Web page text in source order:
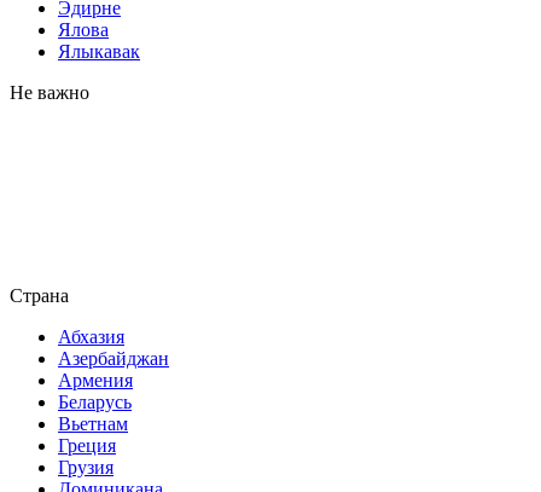
Эдирне
Ялова
Ялыкавак
Не важно
Страна
Абхазия
Азербайджан
Армения
Беларусь
Вьетнам
Греция
Грузия